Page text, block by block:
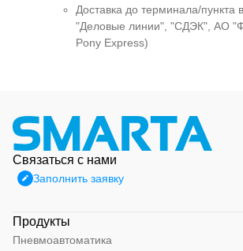
Доставка до терминала/пункта
"Деловые линии", "СДЭК", АО
Pony Express)
Связаться с нами
Заполнить заявку
Продукты
Пневмоавтоматика